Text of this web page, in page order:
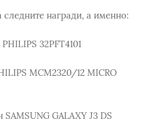
следните награди, а именно:
32PFT4101
MCM2320/12 MICRO
GALAXY J3 DS